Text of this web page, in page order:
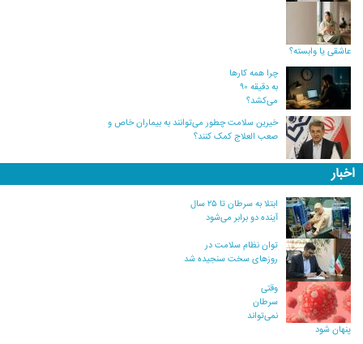
عاشقی یا وابسته؟
چرا همه کارها
به دقیقه ۹۰
می‌کشد؟
خیرین سلامت چطور می‌توانند به بیماران خاص و
صعب العلاج کمک کنند؟
اخبار
ابتلا به سرطان تا ۲۵ سال
آینده دو برابر می‌شود
توان نظام سلامت در
روزهای سخت سنجیده شد
وقتی
سرطان
نمی‌تواند
پنهان شود